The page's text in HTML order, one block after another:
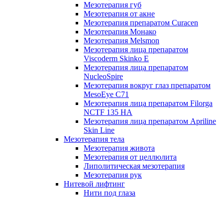
Мезотерапия губ
Мезотерапия от акне
Мезотерапия препаратом Curacen
Мезотерапия Монако
Мезотерапия Melsmon
Мезотерапия лица препаратом
Viscoderm Skinko E
Мезотерапия лица препаратом
NucleoSpire
Мезотерапия вокруг глаз препаратом
MesoEye С71
Мезотерапия лица препаратом Filorga
NCTF 135 HA
Мезотерапия лица препаратом Apriline
Skin Line
Мезотерапия тела
Мезотерапия живота
Мезотерапия от целлюлита
Липолитическая мезотерапия
Мезотерапия рук
Нитевой лифтинг
Нити под глаза